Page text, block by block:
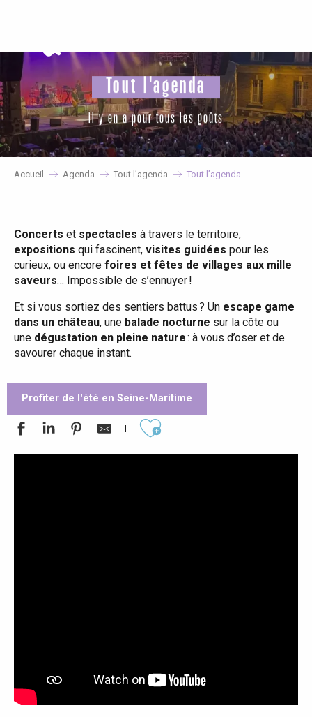
principal
Tout l'agenda
il y en a pour tous les goûts
Accueil Agenda Tout l’agenda Tout l’agenda
Concerts et spectacles à travers le territoire,
expositions qui fascinent, visites guidées pour les
curieux, ou encore foires et fêtes de villages aux mille
saveurs… Impossible de s’ennuyer !
Et si vous sortiez des sentiers battus ? Un escape game
dans un château, une balade nocturne sur la côte ou
une dégustation en pleine nature: à vous d’oser et de
savourer chaque instant.
Profiter de l'été en Seine-Maritime
Ajouter aux favoris